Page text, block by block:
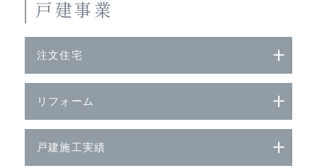
戸建事業
注文住宅
リフォーム
戸建施工実績